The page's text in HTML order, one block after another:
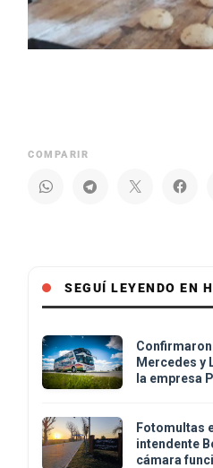
COMPARIR
SEGUÍ LEYENDO EN
Mercedes y
la empresa
Fotomultas
intendente
cámara